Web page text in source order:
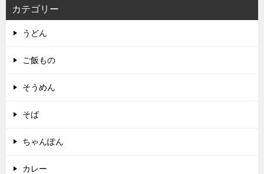
カテゴリー
うどん
ご飯もの
そうめん
そば
ちゃんぽん
カレー